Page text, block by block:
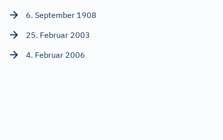
6. September 1908
25. Februar 2003
4. Februar 2006